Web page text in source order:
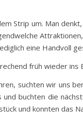
Strip um. Man
eine Handvoll
früh wieder ins
suchten wir uns
buchten die
und konnten das